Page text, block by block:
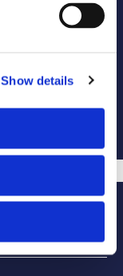
Show details